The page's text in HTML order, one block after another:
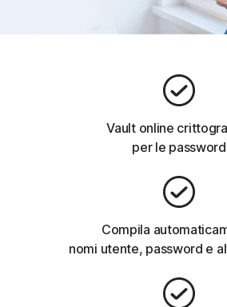
Vault online
per le password
Compila
nomi utente, password e